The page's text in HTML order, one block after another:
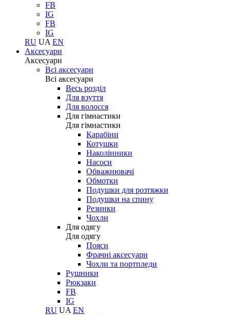
FB
IG
FB
IG
RU UA EN
Аксесуари
Аксесуари
Всі аксесуари
Всі аксесуари
Весь розділ
Для взуття
Для волосся
Для гімнастики
Для гімнастики
Карабіни
Котушки
Наколінники
Насоси
Обважнювачі
Обмотки
Подушки для розтяжки
Подушки на спину
Резинки
Чохли
Для одягу
Для одягу
Пояси
Фрачні аксесуари
Чохли та портпледи
Рушники
Рюкзаки
FB
IG
RU UA EN